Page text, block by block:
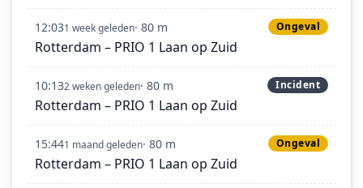
12:031 week geleden· 80 m Ongeval
Rotterdam – PRIO 1 Laan op Zuid
10:132 weken geleden· 80 m Incident
Rotterdam – PRIO 1 Laan op Zuid
15:441 maand geleden· 80 m Ongeval
Rotterdam – PRIO 1 Laan op Zuid